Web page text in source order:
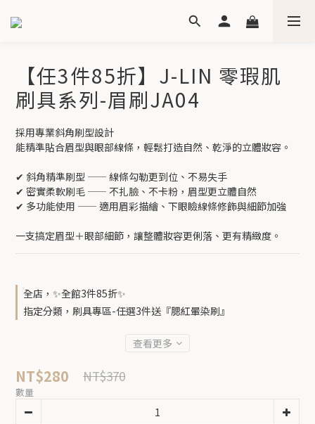
【任3件85折】J-LIN 零瑕肌
刷具系列-眉刷JA04
採用專業斜角刷型設計
能精準貼合眉型與眼部線條，輕鬆打造自然、乾淨的立體妝容。
✔ 斜角精準刷型 —— 線條勾勒更到位、不易失手
✔ 密實柔軟刷毛 —— 不扎臉、不卡粉，眉型更立體自然
✔ 多功能使用 —— 適用眉彩描繪、下眼瞼線條修飾與細節加強
一支搞定眉型＋眼部細節，讓整體妝容更俐落、更有精緻度。
全店，✨全館3件85折✨
指定分類，刷具專區-任選3件送『腮紅暈染刷』
查看更多
NT$280 NT$370
數量